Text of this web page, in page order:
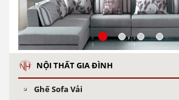
NỘI THẤT GIA ĐÌNH
Ghế Sofa Vải